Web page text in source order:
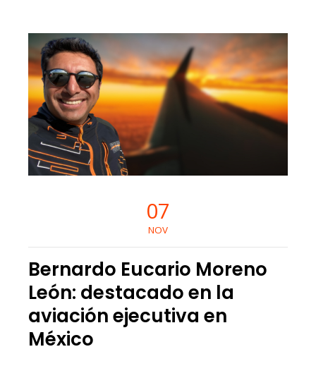
07
NOV
Bernardo Eucario Moreno
León: destacado en la
aviación ejecutiva en
México